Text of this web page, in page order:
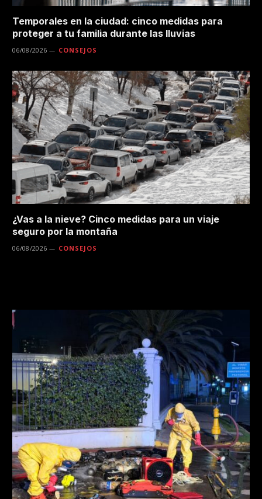
Temporales en la ciudad: cinco medidas para
proteger a tu familia durante las lluvias
06/08/2026 CONSEJOS
¿Vas a la nieve? Cinco medidas para un viaje
seguro por la montaña
06/08/2026 CONSEJOS